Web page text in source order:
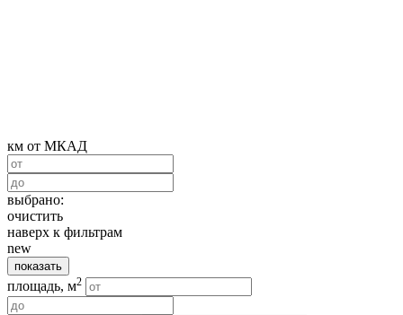
км от МКАД
выбрано:
очистить
наверх к фильтрам
new
показать
площадь, м2